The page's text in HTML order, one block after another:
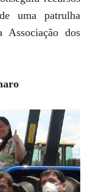
uma patrulha
Associação dos